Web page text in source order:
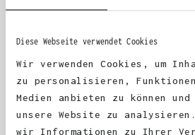
Diese Webseite verwendet Cookies
Wir verwenden Cookies, um
zu personalisieren,
Medien anbieten zu können
unsere Website zu analysieren.
wir Informationen zu Ihrer
KUNDEN
Excellent